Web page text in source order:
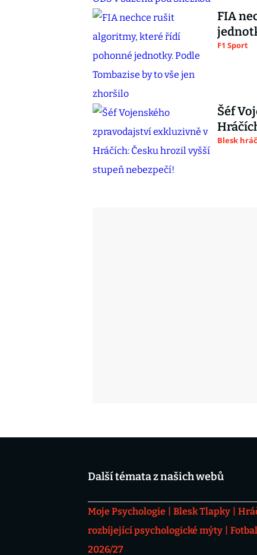
FIA
F1 Sport
Šéf
Blesk
Další témata z našich webů
Moje Psychologie Blesk Tlapky
rozbíjející psychologické mýty
2026/27